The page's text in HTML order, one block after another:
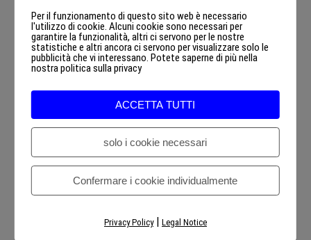
Registrati
Indirizzo email*Richiesto
Un link per impostare una nuova password verrà inviato al
Ja, ich möchte ein Kundenkonto eröffnen und akzeptiere
Datenschutzerklärung. *Required
Per il funzionamento di questo sito web è necessario
l'utilizzo di cookie. Alcuni cookie sono necessari per
garantire la funzionalità, altri ci servono per le nostre
statistiche e altri ancora ci servono per visualizzare solo le
pubblicità che vi interessano. Potete saperne di più nella
nostra politica sulla privacy
ACCETTA TUTTI
solo i cookie necessari
Confermare i cookie individualmente
Privacy Policy| Legal Notice